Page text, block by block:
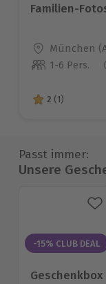
Familien-
Standort
München
Anzahl der
1-6 Pers.
2 von 5
2 (1)
Passt immer:
Unsere
-15% CLUB DEAL
Geschenkbox